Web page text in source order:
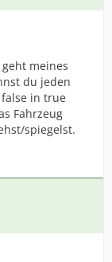
meines
du jeden
in true
Fahrzeug
spiegelst.